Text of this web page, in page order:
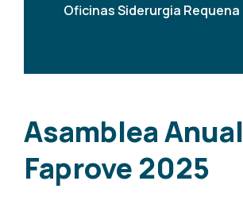
Asamblea Anual
Faprove 2025
Oficinas Siderurgia Requena